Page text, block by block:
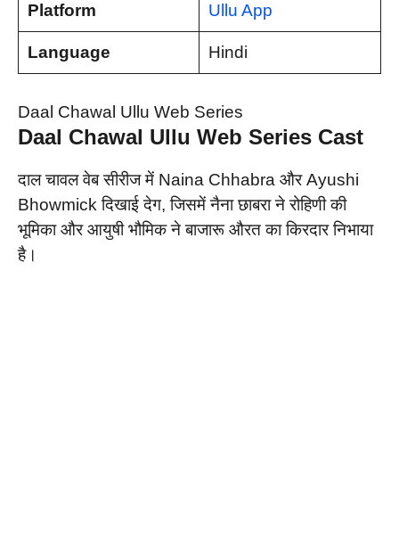
Platform Ullu App
Language Hindi
Daal Chawal Ullu Web Series
Daal Chawal Ullu Web Series Cast
दाल चावल वेब सीरीज में Naina Chhabra और Ayushi
Bhowmick दिखाई देग, जिसमें नैना छाबरा ने रोहिणी की
भूमिका और आयुषी भौमिक ने बाजारू औरत का किरदार निभाया
है।